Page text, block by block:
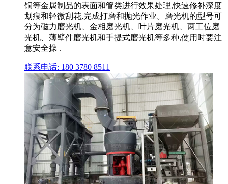
铜等金属制品的表面和管类进行效果处理,快速修补深度
划痕和轻微刮花,完成打磨和抛光作业。磨光机的型号可
分为磁力磨光机、金相磨光机、叶片磨光机、两工位磨
光机、薄壁件磨光机和手提式磨光机等多种,使用时要注
意安全操 .
联系电话: 180 3780 8511